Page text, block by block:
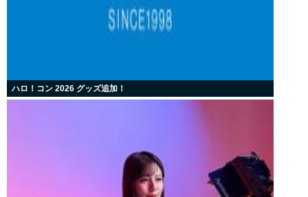
ハロ！コン 2026 グッズ追加！